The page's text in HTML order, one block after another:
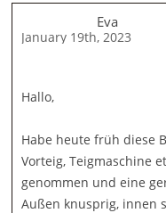
Eva
January 19th, 2023
Hallo,
Habe heute früh diese
Vorteig, Teigmaschine
genommen und eine
Außen knusprig, innen